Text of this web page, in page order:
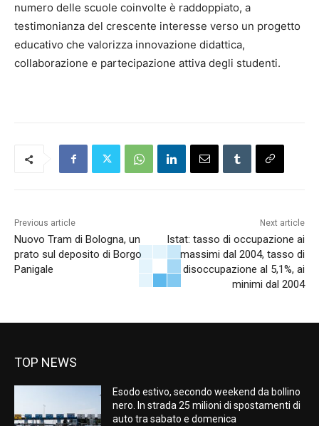
numero delle scuole coinvolte è raddoppiato, a
testimonianza del crescente interesse verso un progetto
educativo che valorizza innovazione didattica,
collaborazione e partecipazione attiva degli studenti.
Previous article
Nuovo Tram di Bologna, un
prato sul deposito di Borgo
Panigale
Next article
Istat: tasso di occupazione ai
massimi dal 2004, tasso di
disoccupazione al 5,1%, ai
minimi dal 2004
TOP NEWS
Esodo estivo, secondo weekend da bollino
nero. In strada 25 milioni di spostamenti di
auto tra sabato e domenica